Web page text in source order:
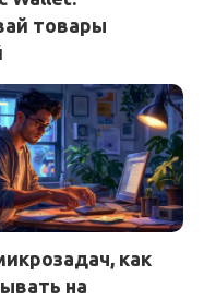
товары
как
на